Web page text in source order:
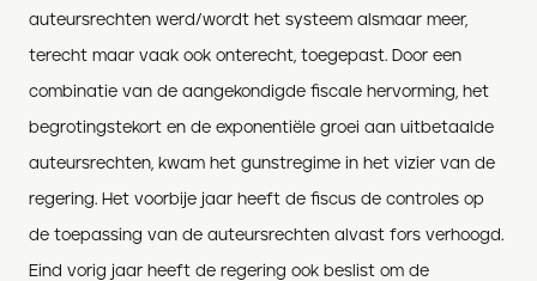
auteursrechten werd/wordt het systeem alsmaar meer,
terecht maar vaak ook onterecht, toegepast. Door een
combinatie van de aangekondigde fiscale hervorming, het
begrotingstekort en de exponentiële groei aan uitbetaalde
auteursrechten, kwam het gunstregime in het vizier van de
regering. Het voorbije jaar heeft de fiscus de controles op
de toepassing van de auteursrechten alvast fors verhoogd.
Eind vorig jaar heeft de regering ook beslist om de